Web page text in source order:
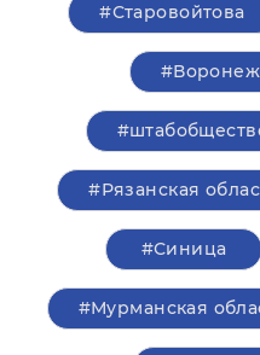
#Старовойтова
#Рязанская
#Синица
#Мурманская